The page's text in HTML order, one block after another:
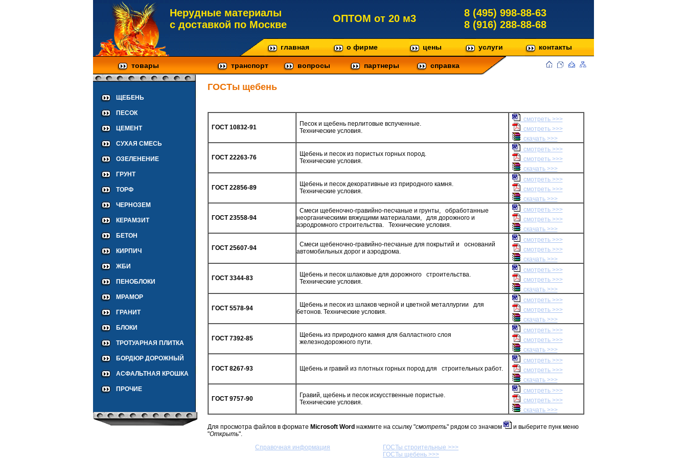
Нерудные материалы
с доставкой по Москве
ОПТОМ от 20 м3
8 (495) 998-88-63
8 (916) 288-88-68
главная о фирме цены услуги контакты
товары транспорт вопросы партнеры справка
ЩЕБЕНЬ
ПЕСОК
ЦЕМЕНТ
СУХАЯ СМЕСЬ
ОЗЕЛЕНЕНИЕ
ГРУНТ
ТОРФ
ЧЕРНОЗЕМ
КЕРАМЗИТ
БЕТОН
КИРПИЧ
ЖБИ
ПЕНОБЛОКИ
МРАМОР
ГРАНИТ
БЛОКИ
ТРОТУАРНАЯ ПЛИТКА
БОРДЮР ДОРОЖНЫЙ
АСФАЛЬТНАЯ КРОШКА
ПРОЧИЕ
ГОСТы щебень
ГОСТ 10832-91
Песок и щебень перлитовые вспученные.
Технические условия.
смотреть >>>
смотреть >>>
скачать >>>
ГОСТ 22263-76
Щебень и песок из пористых горных пород.
Технические условия.
смотреть >>>
смотреть >>>
скачать >>>
ГОСТ 22856-89
Щебень и песок декоративные из природного камня.
Технические условия.
смотреть >>>
смотреть >>>
скачать >>>
ГОСТ 23558-94
Смеси щебеночно-гравийно-песчаные и грунты, обработанные
неорганическими вяжущими материалами, для дорожного и
аэродромного строительства. Технические условия.
смотреть >>>
смотреть >>>
скачать >>>
ГОСТ 25607-94
Смеси щебеночно-гравийно-песчаные для покрытий и оснований
автомобильных дорог и аэродрома.
смотреть >>>
смотреть >>>
скачать >>>
ГОСТ 3344-83
Щебень и песок шлаковые для дорожного строительства.
Технические условия.
смотреть >>>
смотреть >>>
скачать >>>
ГОСТ 5578-94
Щебень и песок из шлаков черной и цветной металлургии для
бетонов. Технические условия.
смотреть >>>
смотреть >>>
скачать >>>
ГОСТ 7392-85
Щебень из природного камня для балластного слоя
железнодорожного пути.
смотреть >>>
смотреть >>>
скачать >>>
ГОСТ 8267-93 Щебень и гравий из плотных горных пород для строительных работ.
смотреть >>>
смотреть >>>
скачать >>>
ГОСТ 9757-90
Гравий, щебень и песок искусственные пористые.
Технические условия.
смотреть >>>
смотреть >>>
скачать >>>
Для просмотра файлов в формате Microsoft Word нажмите на ссылку "смотреть" рядом со значком
и выберите пунк меню
"Открыть".
Справочная информация
ГОСТы строительные >>>
ГОСТы щебень >>>